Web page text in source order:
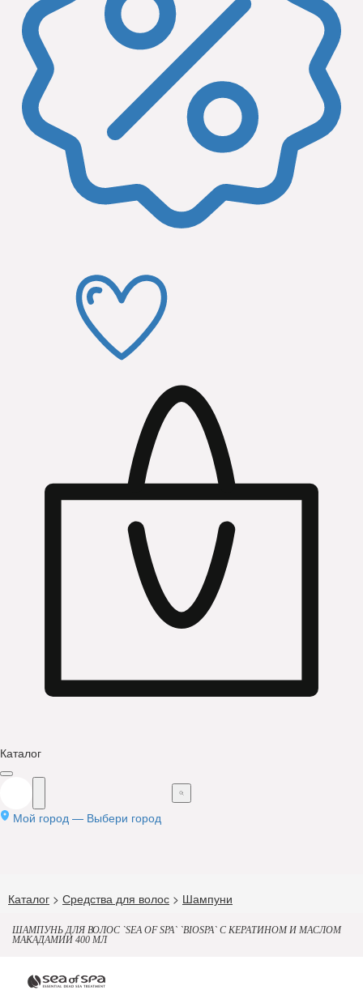
Каталог
Мой город — Выбери город
Каталог > Средства для волос > Шампуни
ШАМПУНЬ ДЛЯ ВОЛОС `SEA OF SPA` `BIOSPA` С КЕРАТИНОМ И МАСЛОМ
МАКАДАМИИ 400 МЛ